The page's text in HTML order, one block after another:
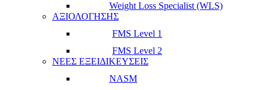
Weight Loss Specialist (WLS)
ΑΞΙΟΛΟΓΗΣΗΣ
FMS Level 1
FMS Level 2
ΝΕΕΣ ΕΞΕΙΔΙΚΕΥΣΕΙΣ
NASM